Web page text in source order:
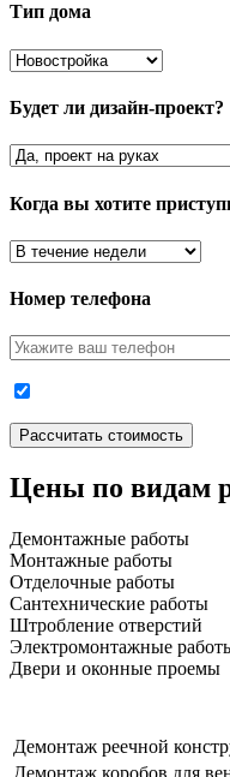
Тип дома
Будет ли дизайн-проект?
Когда вы хотите
Номер телефона
Цены по видам
Демонтажные работы
Монтажные работы
Отделочные работы
Сантехнические работы
Штробление отверстий
Электромонтажные
Двери и оконные проемы
Демонтаж реечной